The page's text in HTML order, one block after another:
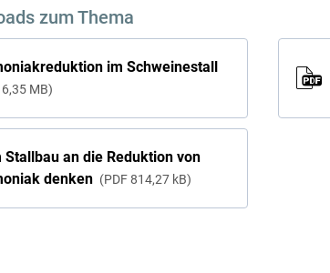
zum Thema
im Schweinestall
6,35 MB
Stallbau an die Reduktion von
denken
PDF 814,27 kB